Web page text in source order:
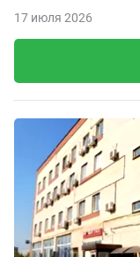
17 июля 2026